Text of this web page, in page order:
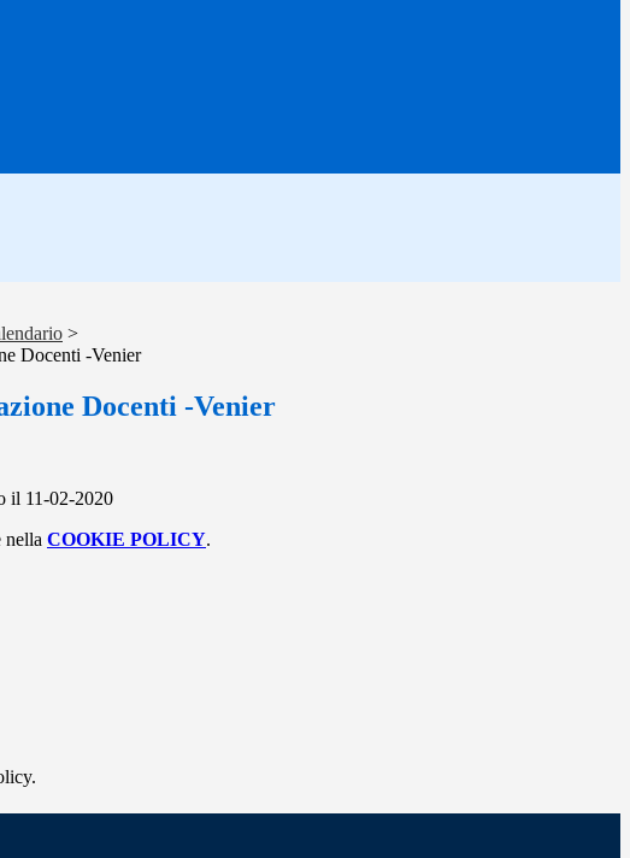
>
Docenti -Venier
Docenti -Venier
il 11-02-2020
nella COOKIE POLICY.